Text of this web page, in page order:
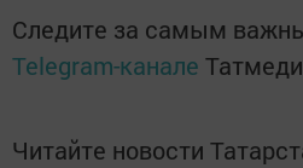
Следите за самым
Telegram-канале
Читайте новости